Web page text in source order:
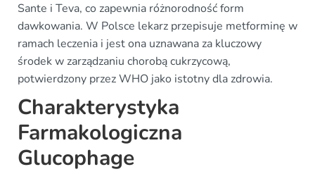
Sante i Teva, co zapewnia różnorodność form
dawkowania. W Polsce lekarz przepisuje metforminę w
ramach leczenia i jest ona uznawana za kluczowy
środek w zarządzaniu chorobą cukrzycową,
potwierdzony przez WHO jako istotny dla zdrowia.
Charakterystyka
Farmakologiczna
Glucophage